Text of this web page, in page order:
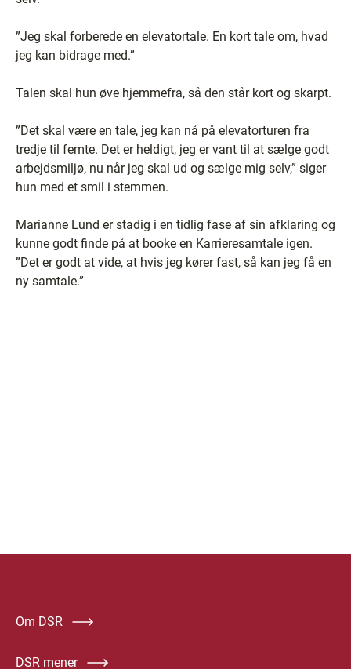
”Jeg skal forberede en elevatortale. En kort tale om, hvad
jeg kan bidrage med.”
Talen skal hun øve hjemmefra, så den står kort og skarpt.
”Det skal være en tale, jeg kan nå på elevatorturen fra
tredje til femte. Det er heldigt, jeg er vant til at sælge godt
arbejdsmiljø, nu når jeg skal ud og sælge mig selv,” siger
hun med et smil i stemmen.
Marianne Lund er stadig i en tidlig fase af sin afklaring og
kunne godt finde på at booke en Karrieresamtale igen.
”Det er godt at vide, at hvis jeg kører fast, så kan jeg få en
ny samtale.”
Om DSR
DSR mener